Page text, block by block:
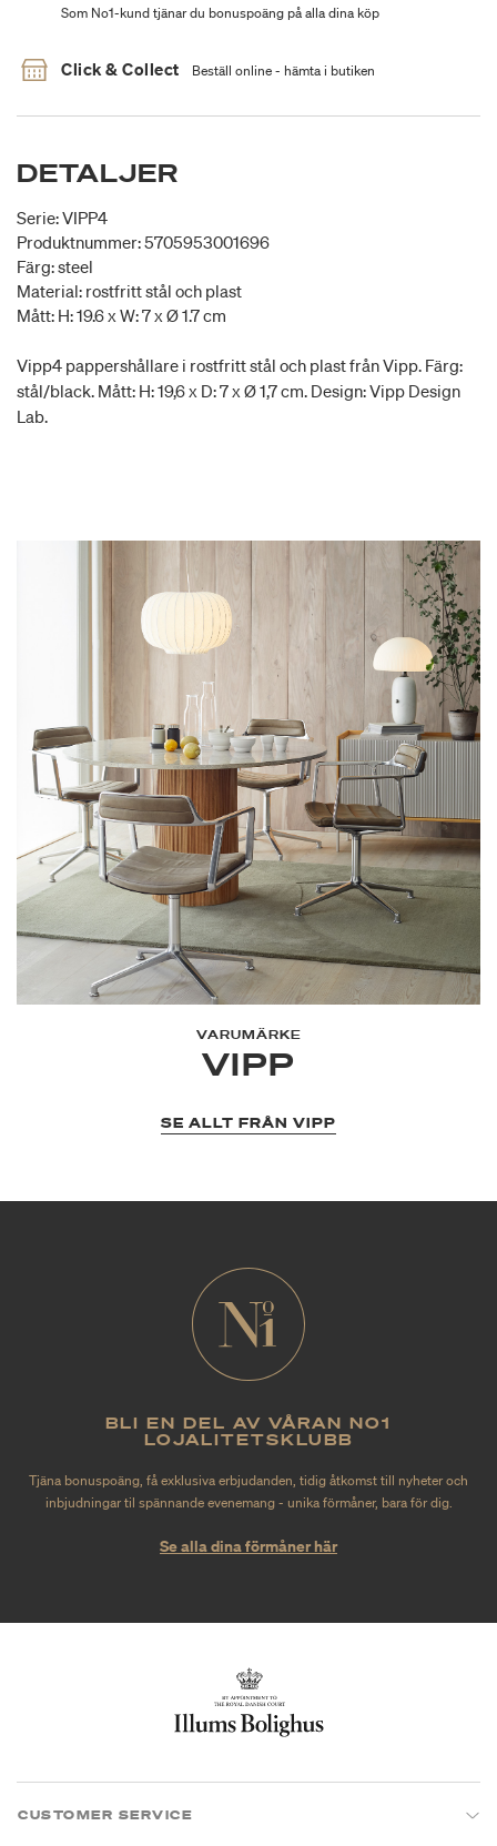
Som No1-kund tjänar du bonuspoäng på alla dina köp
Click & Collect Beställ online - hämta i butiken
DETALJER
Serie: VIPP4
Produktnummer: 5705953001696
Färg: steel
Material: rostfritt stål och plast
Mått: H: 19.6 x W: 7 x Ø 1.7 cm
Vipp4 pappershållare i rostfritt stål och plast från Vipp. Färg:
stål/black. Mått: H: 19,6 x D: 7 x Ø 1,7 cm. Design: Vipp Design
Lab.
VARUMÄRKE
VIPP
SE ALLT FRÅN VIPP
BLI EN DEL AV VÅRAN NO1
LOJALITETSKLUBB
Tjäna bonuspoäng, få exklusiva erbjudanden, tidig åtkomst till nyheter och
inbjudningar til spännande evenemang - unika förmåner, bara för dig.
Se alla dina förmåner här
CUSTOMER SERVICE